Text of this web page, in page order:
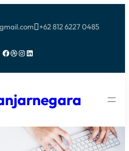
+62 812 6227 0485
Facebook Dribbble Instagram LinkedIn